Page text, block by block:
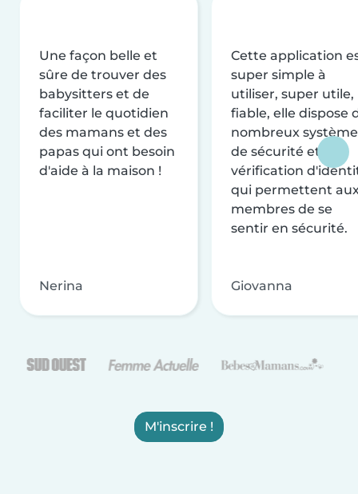
Une façon belle et
sûre de trouver des
babysitters et de
faciliter le quotidien
des mamans et des
papas qui ont besoin
d'aide à la maison !
Nerina
Cette application
super simple à
utiliser, super utile,
fiable, elle dispose
nombreux
de sécurité et de
vérification
qui permettent
membres de se
sentir en sécurité.
Giovanna
M'inscrire !